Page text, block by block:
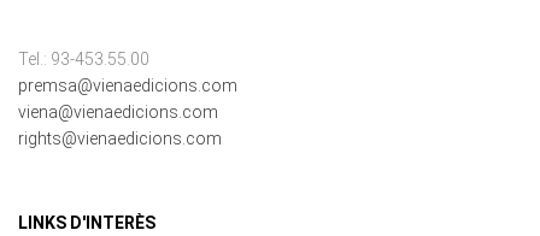
premsa@vienaedicions.com
viena@vienaedicions.com
rights@vienaedicions.com